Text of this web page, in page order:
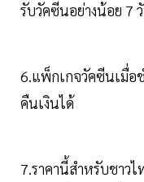
รับวัคซีนอย่างน้อย 7
6.แพ็กเกจวัคซีนเมื่อ
คืนเงินได้
7.ราคานี้สำหรับชาว